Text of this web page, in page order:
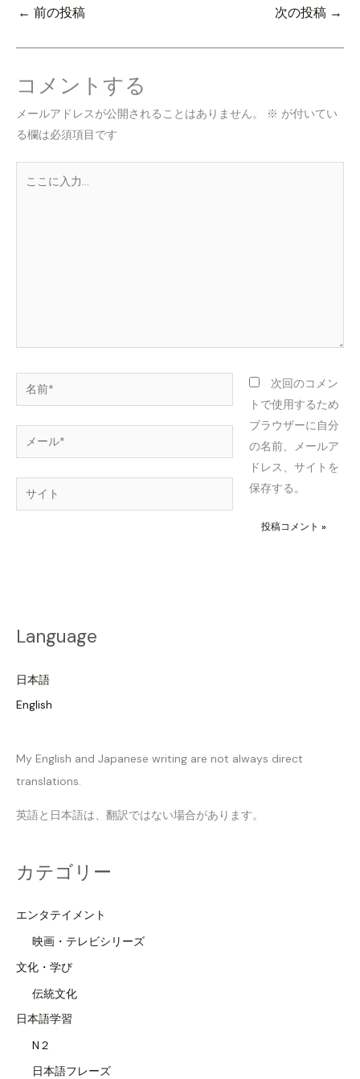
e
b
o
o
k
er
Li
k
← 前の投稿 次の投稿 →
コメントする
メールアドレスが公開されることはありません。 ※ が付いてい
る欄は必須項目です
前
*
ー
ル
イ
次回のコメン
トで使用するため
ブラウザーに自分
の名前、メールア
ドレス、サイトを
保存する。
Language
日本語
English
My English and Japanese writing are not always direct
translations.
英語と日本語は、翻訳ではない場合があります。
カテゴリー
エンタテイメント
映画・テレビシリーズ
文化・学び
伝統文化
日本語学習
N２
日本語フレーズ